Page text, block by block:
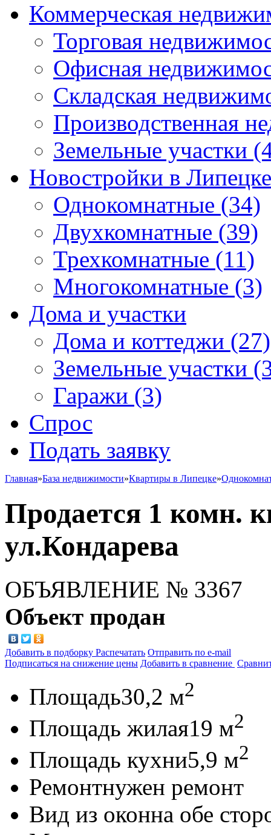
Коммерческая
Торговая
Офисная
Складская
Производственная
Земельные участки
Новостройки в Липецке
Однокомнатные (34)
Двухкомнатные (39)
Трехкомнатные (11)
Многокомнатные (3)
Дома и участки
Дома и коттеджи (27)
Земельные участки
Гаражи (3)
Спрос
Подать заявку
Главная»База недвижимости»Квартиры в Липецке»
Продается 1 комн.
ул.Кондарева
ОБЪЯВЛЕНИЕ № 3367
Объект продан
Добавить в подборку Распечатать Отправить по e-mail
Подписаться на снижение цены Добавить в сравнение
Площадь30,2 м2
Площадь жилая19 м2
Площадь кухни5,9 м2
Ремонтнужен ремонт
Вид из оконна обе